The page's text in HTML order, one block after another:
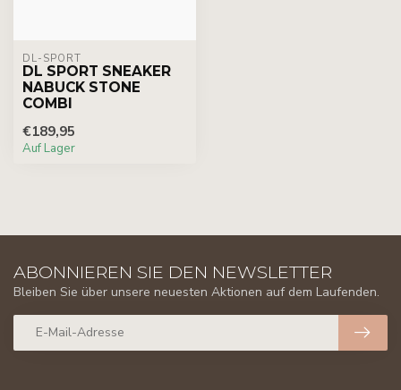
DL-SPORT
DL SPORT SNEAKER
NABUCK STONE
COMBI
€189,95
Auf Lager
ABONNIEREN SIE DEN NEWSLETTER
Bleiben Sie über unsere neuesten Aktionen auf dem Laufenden.